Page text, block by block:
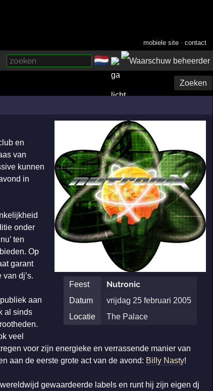
mobiele site ·contact
🇳🇱
Zoeken
Feest Nutronic
Datum
vrijdag 25 februari 2005
Locatie
The Palace
en
van
kunnen
in
onder
ten
Op
garant
dj’s.
aan
al sinds
veel
voor zijn energieke en verrassende manier van
aan de eerste grote act van de avond: Billy Nasty!
gewaardeerde labels en runt hij zijn eigen dj